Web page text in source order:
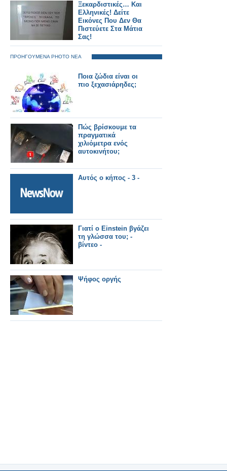
Ξεκαρδιστικές… Και
Ελληνικές! Δείτε
Εικόνες Που Δεν Θα
Πιστεύετε Στα Μάτια
Σας!
ΠΡΟΗΓΟΥΜΕΝΑ PHOTO ΝΕΑ
Ποια ζώδια είναι οι
πιο ξεχασιάρηδες;
Πώς βρίσκουμε τα
πραγματικά
χιλιόμετρα ενός
αυτοκινήτου;
Αυτός ο κήπος - 3 -
Γιατί ο Einstein βγάζει
τη γλώσσα του; -
βίντεο -
Ψήφος οργής